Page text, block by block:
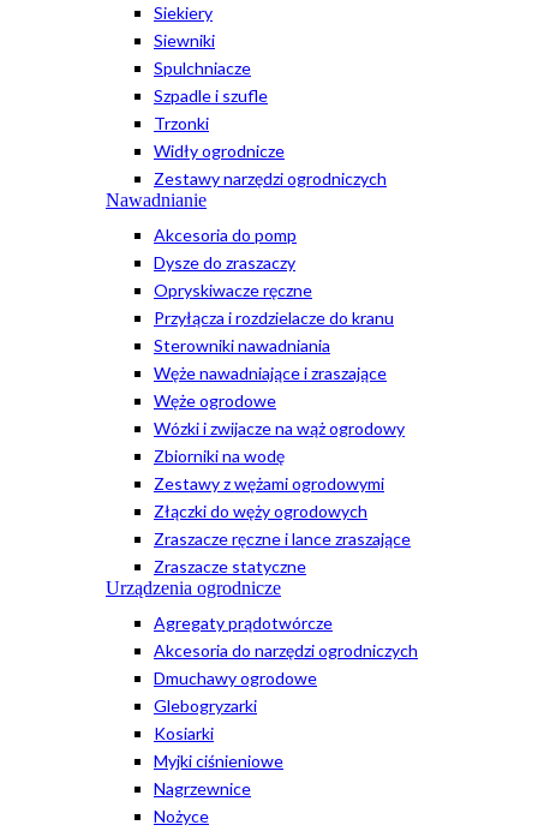
Siekiery
Siewniki
Spulchniacze
Szpadle i szufle
Trzonki
Widły ogrodnicze
Zestawy narzędzi ogrodniczych
Nawadnianie
Akcesoria do pomp
Dysze do zraszaczy
Opryskiwacze ręczne
Przyłącza i rozdzielacze do kranu
Sterowniki nawadniania
Węże nawadniające i zraszające
Węże ogrodowe
Wózki i zwijacze na wąż ogrodowy
Zbiorniki na wodę
Zestawy z wężami ogrodowymi
Złączki do węży ogrodowych
Zraszacze ręczne i lance zraszające
Zraszacze statyczne
Urządzenia ogrodnicze
Agregaty prądotwórcze
Akcesoria do narzędzi ogrodniczych
Dmuchawy ogrodowe
Glebogryzarki
Kosiarki
Myjki ciśnieniowe
Nagrzewnice
Nożyce